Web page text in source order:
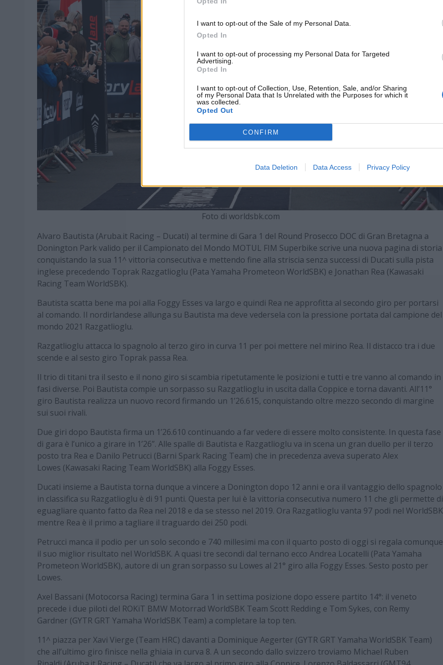
I want to opt-out of the Sale of my Personal Data.
Opted In
I want to opt-out of processing my Personal Data for Targeted
Advertising.
Opted In
I want to opt-out of Collection, Use, Retention, Sale, and/or Sharing
of my Personal Data that Is Unrelated with the Purposes for which it
was collected.
Opted Out
CONFIRM
Data Deletion Data Access Privacy Policy
Foto di worldsbk.com
Alvaro Bautista (Aruba.it Racing – Ducati) al termine di Gara 1 del Round Prosecco DOC di Gran Bretagna a
Donington Park valido per il Campionato del Mondo MOTUL FIM Superbike scrive una nuova pagina di storia
conquistando la sua 11^ vittoria consecutiva e mettendo fine alla striscia senza successi di Ducati sulla pista
inglese precedendo Toprak Razgatlioglu (Pata Yamaha Prometeon WorldSBK) e Jonathan Rea (Kawasaki
Racing Team WorldSBK).
Bautista scatta bene ma poi alla Foggy Esses va largo e quindi Rea ne approfitta al secondo giro per portarsi
al comando. Il nordirlandese allunga su Bautista ma deve vedersela con la pressione portata dal campione del
mondo 2021 Razgatlioglu.
Razgatlioglu attacca lo spagnolo al terzo giro in curva 11 per poi mettere nel mirino Rea. Il distacco tra i due
scende e al sesto giro Toprak passa Rea.
Il trio di titani tra il sesto e il nono giro si scambia ripetutamente le posizioni e tutti e tre vanno al comando in
fasi diverse. Poi Bautista compie un sorpasso su Razgatlioglu in uscita dalla Coppice e torna davanti. All’11°
giro Bautista realizza un nuovo record firmando un 1’26.615, conquistando oltre mezzo secondo di margine
sui suoi rivali.
Due giri dopo Bautista firma un 1’26.610 continuando a far vedere di essere molto consistente. In questa fase
di gara è l’unico a girare in 1’26”. Alle spalle di Bautista e Razgatlioglu va in scena un gran duello per il terzo
posto tra Rea e Danilo Petrucci (Barni Spark Racing Team) che in precedenza aveva superato Alex
Lowes (Kawasaki Racing Team WorldSBK) alla Foggy Esses.
Ducati insieme a Bautista torna dunque a vincere a Donington dopo 12 anni e ora il vantaggio dello spagnolo
in classifica su Razgatlioglu è di 91 punti. Questa per lui è la vittoria consecutiva numero 11 che gli permette di
eguagliare quanto fatto da Rea nel 2018 e da se stesso nel 2019. Ora Razgatlioglu vanta 97 podi nel WorldSBK
mentre Rea è il primo a tagliare il traguardo dei 250 podi.
Petrucci manca il podio per un solo secondo e 740 millesimi ma con il quarto posto di oggi si regala comunque
il suo miglior risultato nel WorldSBK. A quasi tre secondi dal ternano ecco Andrea Locatelli (Pata Yamaha
Prometeon WorldSBK), autore di un gran sorpasso su Lowes al 21° giro alla Foggy Esses. Sesto posto per
Lowes.
Axel Bassani (Motocorsa Racing) termina Gara 1 in settima posizione dopo essere partito 14°: il veneto
precede i due piloti del ROKiT BMW Motorrad WorldSBK Team Scott Redding e Tom Sykes, con Remy
Gardner (GYTR GRT Yamaha WorldSBK Team) a completare la top ten.
11^ piazza per Xavi Vierge (Team HRC) davanti a Dominique Aegerter (GYTR GRT Yamaha WorldSBK Team)
che all’ultimo giro finisce nella ghiaia in curva 8. A un secondo dallo svizzero troviamo Michael Ruben